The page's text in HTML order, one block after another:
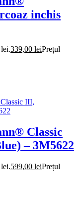
inchis
339,00 leiPrețul
Classic
– 3M5622
599,00 leiPrețul